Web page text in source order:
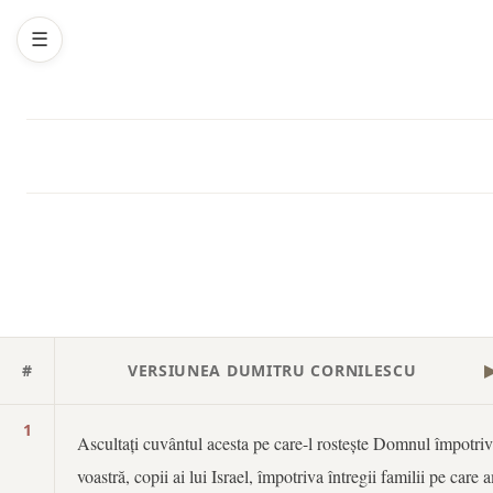
☰
# VERSIUNEA DUMITRU CORNILESCU
1
Ascultați cuvântul acesta pe care-l rostește Domnul
voastră, copii ai lui Israel, împotriva întregii familii pe care